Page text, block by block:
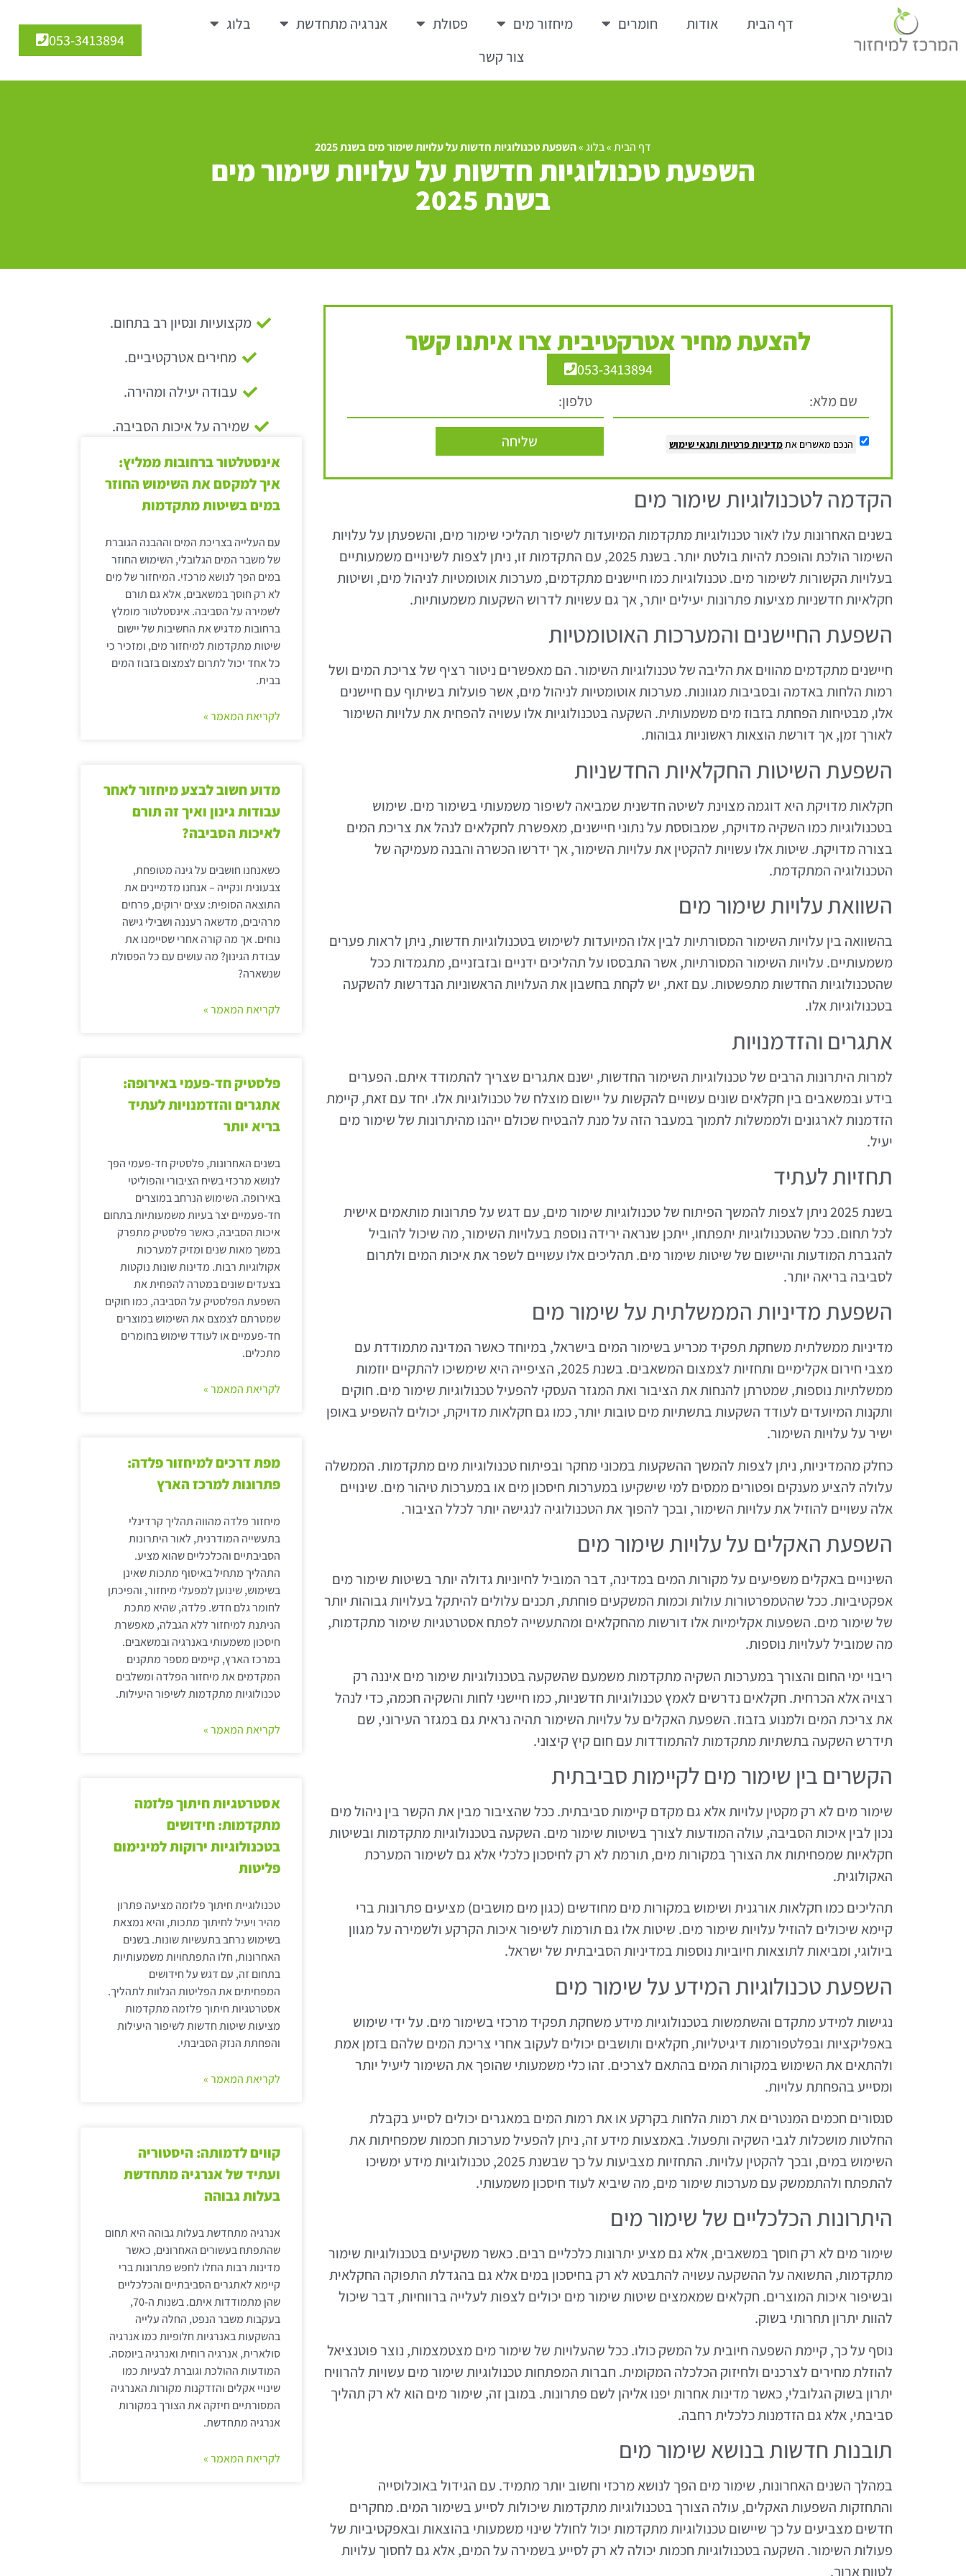
דף הבית אודות חומרים מיחזור מים פסולת אנרגיה מתחדשת
בלוג
צור קשר
053-3413894
דף הבית»בלוג»השפעת טכנולוגיות חדשות על עלויות שימור מים בשנת 2025
השפעת טכנולוגיות חדשות על עלויות שימור מים
בשנת 2025
להצעת מחיר אטרקטיבית צרו איתנו קשר
053-3413894
הנכם מאשרים אתמדיניות פרטיות ותנאי שימוש שליחה
הקדמה לטכנולוגיות שימור מים
בשנים האחרונות עלו לאור טכנולוגיות מתקדמות המיועדות לשיפור תהליכי שימור מים, והשפעתן על עלויות
השימור הולכת והופכת להיות בולטת יותר. בשנת 2025, עם התקדמות זו, ניתן לצפות לשינויים משמעותיים
בעלויות הקשורות לשימור מים. טכנולוגיות כמו חיישנים מתקדמים, מערכות אוטומטיות לניהול מים, ושיטות
חקלאיות חדשניות מציעות פתרונות יעילים יותר, אך גם עשויות לדרוש השקעות משמעותיות.
השפעת החיישנים והמערכות האוטומטיות
חיישנים מתקדמים מהווים את הליבה של טכנולוגיות השימור. הם מאפשרים ניטור רציף של צריכת המים ושל
רמות הלחות באדמה ובסביבות מגוונות. מערכות אוטומטיות לניהול מים, אשר פועלות בשיתוף עם חיישנים
אלו, מבטיחות הפחתת בזבוז מים משמעותית. השקעה בטכנולוגיות אלו עשויה להפחית את עלויות השימור
לאורך זמן, אך דורשת הוצאות ראשוניות גבוהות.
השפעת השיטות החקלאיות החדשניות
חקלאות מדויקת היא דוגמה מצוינת לשיטה חדשנית שמביאה לשיפור משמעותי בשימור מים. שימוש
בטכנולוגיות כמו השקיה מדויקת, שמבוססת על נתוני חיישנים, מאפשרת לחקלאים לנהל את צריכת המים
בצורה מדויקת. שיטות אלו עשויות להקטין את עלויות השימור, אך ידרשו הכשרה והבנה מעמיקה של
הטכנולוגיה המתקדמת.
השוואת עלויות שימור מים
בהשוואה בין עלויות השימור המסורתיות לבין אלו המיועדות לשימוש בטכנולוגיות חדשות, ניתן לראות פערים
משמעותיים. עלויות השימור המסורתיות, אשר התבססו על תהליכים ידניים ובזבזניים, מתגמדות ככל
שהטכנולוגיות החדשות מתפשטות. עם זאת, יש לקחת בחשבון את העלויות הראשוניות הנדרשות להשקעה
בטכנולוגיות אלו.
אתגרים והזדמנויות
למרות היתרונות הרבים של טכנולוגיות השימור החדשות, ישנם אתגרים שצריך להתמודד איתם. הפערים
בידע ובמשאבים בין חקלאים שונים עשויים להקשות על יישום מוצלח של טכנולוגיות אלו. יחד עם זאת, קיימת
הזדמנות לארגונים ולממשלות לתמוך במעבר הזה על מנת להבטיח שכולם ייהנו מהיתרונות של שימור מים
יעיל.
תחזיות לעתיד
בשנת 2025 ניתן לצפות להמשך הפיתוח של טכנולוגיות שימור מים, עם דגש על פתרונות מותאמים אישית
לכל תחום. ככל שהטכנולוגיות יתפתחו, ייתכן שנראה ירידה נוספת בעלויות השימור, מה שיכול להוביל
להגברת המודעות והיישום של שיטות שימור מים. תהליכים אלו עשויים לשפר את איכות המים ולתרום
לסביבה בריאה יותר.
השפעת מדיניות הממשלתית על שימור מים
מדיניות ממשלתית משחקת תפקיד מכריע בשימור המים בישראל, במיוחד כאשר המדינה מתמודדת עם
מצבי חירום אקלימיים ותחזיות לצמצום המשאבים. בשנת 2025, הציפייה היא שימשיכו להתקיים יוזמות
ממשלתיות נוספות, שמטרתן להנחות את הציבור ואת המגזר העסקי להפעיל טכנולוגיות שימור מים. חוקים
ותקנות המיועדים לעודד השקעות בתשתיות מים טובות יותר, כמו גם חקלאות מדויקת, יכולים להשפיע באופן
ישיר על עלויות השימור.
כחלק מהמדיניות, ניתן לצפות להמשך ההשקעות במכוני מחקר ובפיתוח טכנולוגיות מים מתקדמות. הממשלה
עלולה להציע מענקים ופטורים ממסים למי שישקיעו במערכות חיסכון מים או במערכות טיהור מים. שינויים
אלה עשויים להוזיל את עלויות השימור, ובכך להפוך את הטכנולוגיה לנגישה יותר לכלל הציבור.
השפעת האקלים על עלויות שימור מים
השינויים באקלים משפיעים על מקורות המים במדינה, דבר המוביל לחיוניות גדולה יותר בשיטות שימור מים
אפקטיביות. ככל שהטמפרטורות עולות וכמות המשקעים פוחתת, תכנים עלולים להיתקל בעלויות גבוהות יותר
של שימור מים. השפעות אקלימיות אלו דורשות מהחקלאים ומהתעשייה לפתח אסטרטגיות שימור מתקדמות,
מה שמוביל לעלויות נוספות.
ריבוי ימי החום והצורך במערכות השקיה מתקדמות משמעם שהשקעה בטכנולוגיות שימור מים איננה רק
רצויה אלא הכרחית. חקלאים נדרשים לאמץ טכנולוגיות חדשניות, כמו חיישני לחות והשקיה חכמה, כדי לנהל
את צריכת המים ולמנוע בזבוז. השפעת האקלים על עלויות השימור תהיה נראית גם במגזר העירוני, שם
תידרש השקעה בתשתיות מתקדמות להתמודדות עם חום קיץ קיצוני.
הקשרים בין שימור מים לקיימות סביבתית
שימור מים לא רק מקטין עלויות אלא גם מקדם קיימות סביבתית. ככל שהציבור מבין את הקשר בין ניהול מים
נכון לבין איכות הסביבה, עולה המודעות לצורך בשיטות שימור מים. השקעה בטכנולוגיות מתקדמות ובשיטות
חקלאיות שמפחיתות את הצורך במקורות מים, תורמת לא רק לחיסכון כלכלי אלא גם לשימור המערכת
האקולוגית.
תהליכים כמו חקלאות אורגנית ושימוש במקורות מים מחודשים (כגון מים מושבים) מציעים פתרונות ברי
קיימא שיכולים להוזיל עלויות שימור מים. שיטות אלו גם תורמות לשיפור איכות הקרקע ולשמירה על מגוון
ביולוגי, ומביאות לתוצאות חיוביות נוספות במדיניות הסביבתית של ישראל.
השפעת טכנולוגיות המידע על שימור מים
נגישות למידע מתקדם והשתמשות בטכנולוגיות מידע משחקת תפקיד מרכזי בשימור מים. על ידי שימוש
באפליקציות ובפלטפורמות דיגיטליות, חקלאים ותושבים יכולים לעקוב אחרי צריכת המים שלהם בזמן אמת
ולהתאים את השימוש במקורות המים בהתאם לצרכים. זהו כלי משמעותי שהופך את השימור ליעיל יותר
ומסייע בהפחתת עלויות.
סנסורים חכמים המנטרים את רמות הלחות בקרקע או את רמות המים במאגרים יכולים לסייע בקבלת
החלטות מושכלות לגבי השקיה ותפעול. באמצעות מידע זה, ניתן להפעיל מערכות חכמות שמפחיתות את
השימוש במים, ובכך להקטין עלויות. התחזיות מצביעות על כך שבשנת 2025, טכנולוגיות מידע ימשיכו
להתפתח ולהתממשק עם מערכות שימור מים, מה שיביא לעוד חיסכון משמעותי.
היתרונות הכלכליים של שימור מים
שימור מים לא רק חוסך במשאבים, אלא גם מציע יתרונות כלכליים רבים. כאשר משקיעים בטכנולוגיות שימור
מתקדמות, התשואה על ההשקעה עשויה להתבטא לא רק בחיסכון במים אלא גם בהגדלת התפוקה החקלאית
ובשיפור איכות המוצרים. חקלאים שמאמצים שיטות שימור מים יכולים לצפות לעלייה ברווחיות, דבר שיכול
להוות יתרון תחרותי בשוק.
נוסף על כך, קיימת השפעה חיובית על המשק כולו. ככל שהעלויות של שימור מים מצטמצמות, נוצר פוטנציאל
להוזלת מחירים לצרכנים ולחיזוק הכלכלה המקומית. חברות המפתחות טכנולוגיות שימור מים עשויות להרוויח
יתרון בשוק הגלובלי, כאשר מדינות אחרות יפנו אליהן לשם פתרונות. במובן זה, שימור מים הוא לא רק תהליך
סביבתי, אלא גם הזדמנות כלכלית רחבה.
תובנות חדשות בנושא שימור מים
במהלך השנים האחרונות, שימור מים הפך לנושא מרכזי וחשוב יותר מתמיד. עם הגידול באוכלוסייה
והתחזקות השפעות האקלים, עולה הצורך בטכנולוגיות מתקדמות שיכולות לסייע בשימור המים. מחקרים
חדשים מצביעים על כך שיישום טכנולוגיות מתקדמות יכול לחולל שינוי משמעותי בהוצאות ובאפקטיביות של
פעולות השימור. השקעה בטכנולוגיות חכמות יכולה לא רק לסייע בשמירה על המים, אלא גם לחסוך עלויות
לטווח ארוך.
מקצועיות ונסיון רב בתחום.
מחירים אטרקטיביים.
עבודה יעילה ומהירה.
שמירה על איכות הסביבה.
אינסטלטור ברחובות ממליץ:
איך למקסם את השימוש החוזר
במים בשיטות מתקדמות
עם העלייה בצריכת המים וההבנה הגוברת
של משבר המים הגלובלי, השימוש החוזר
במים הפך לנושא מרכזי. המיחזור של מים
לא רק חוסך במשאבים, אלא גם תורם
לשמירה על הסביבה. אינסטלטור מומלץ
ברחובות מדגיש את החשיבות של יישום
שיטות מתקדמות למיחזור מים, ומזכיר כי
כל אחד יכול לתרום לצמצום בזבוז המים
בבית.
לקריאת המאמר »
מדוע חשוב לבצע מיחזור לאחר
עבודות גינון ואיך זה תורם
לאיכות הסביבה?
כשאנחנו חושבים על גינה מטופחת,
צבעונית ונקייה – אנחנו מדמיינים את
התוצאה הסופית: עצים ירוקים, פרחים
מרהיבים, מדשאה רעננה ושבילי גישה
נוחים. אך מה קורה אחרי שסיימנו את
עבודת הגינון? מה עושים עם כל הפסולת
שנשארה?
לקריאת המאמר »
פלסטיק חד-פעמי באירופה:
אתגרים והזדמנויות לעתיד
בריא יותר
בשנים האחרונות, פלסטיק חד-פעמי הפך
לנושא מרכזי בשיח הציבורי והפוליטי
באירופה. השימוש הנרחב במוצרים
חד-פעמיים יצר בעיות משמעותיות בתחום
איכות הסביבה, כאשר פלסטיק מתפרק
במשך מאות שנים ומזיק למערכות
אקולוגיות רבות. מדינות שונות נוקטות
בצעדים שונים במטרה להפחית את
השפעת הפלסטיק על הסביבה, כמו חוקים
שמטרתם לצמצם את השימוש במוצרים
חד-פעמיים או לעודד שימוש בחומרים
מתכלים.
לקריאת המאמר »
מפת דרכים למיחזור פלדה:
פתרונות למרכז הארץ
מיחזור פלדה מהווה תהליך קרדינלי
בתעשייה המודרנית, לאור היתרונות
הסביבתיים והכלכליים שהוא מציע.
התהליך מתחיל באיסוף מתכות שאינן
בשימוש, שינוען למפעלי מיחזור, והפיכתן
לחומר גלם חדש. פלדה, שהיא מתכת
הניתנת למיחזור ללא הגבלה, מאפשרת
חיסכון משמעותי באנרגיה ובמשאבים.
במרכז הארץ, קיימים מספר מתקנים
המקדמים את מיחזור הפלדה ומשלבים
טכנולוגיות מתקדמות לשיפור היעילות.
לקריאת המאמר »
אסטרטגיות חיתוך פלזמה
מתקדמות: חידושים
בטכנולוגיות ירוקות למינימום
פליטות
טכנולוגיית חיתוך פלזמה מציעה פתרון
מהיר ויעיל לחיתוך מתכות, והיא נמצאת
בשימוש נרחב בתעשיות שונות. בשנים
האחרונות, חלו התפתחויות משמעותיות
בתחום זה, עם דגש על חידושים
המפחיתים את הפליטות הנלוות לתהליך.
אסטרטגיות חיתוך פלזמה מתקדמות
מציעות שיטות חדשות לשיפור היעילות
והפחתת הנזק הסביבתי.
לקריאת המאמר »
קווים לדמותה: היסטוריה
ועתיד של אנרגיה מתחדשת
בעלות גבוהה
אנרגיה מתחדשת בעלות גבוהה היא תחום
שהתפתח בעשורים האחרונים, כאשר
מדינות רבות החלו לחפש פתרונות ברי
קיימא לאתגרים הסביבתיים והכלכליים
שהן מתמודדות איתם. בשנות ה-70,
בעקבות משבר הנפט, החלה עלייה
בהשקעות באנרגיות חלופיות כמו אנרגיה
סולארית, אנרגיה רוחית ואנרגיה ביומסה.
המודעות ההולכת וגוברת לבעיות כמו
שינויי אקלים והזדקנות מקורות האנרגיה
המסורתיים חיזקה את הצורך במקורות
אנרגיה מתחדשת.
לקריאת המאמר »